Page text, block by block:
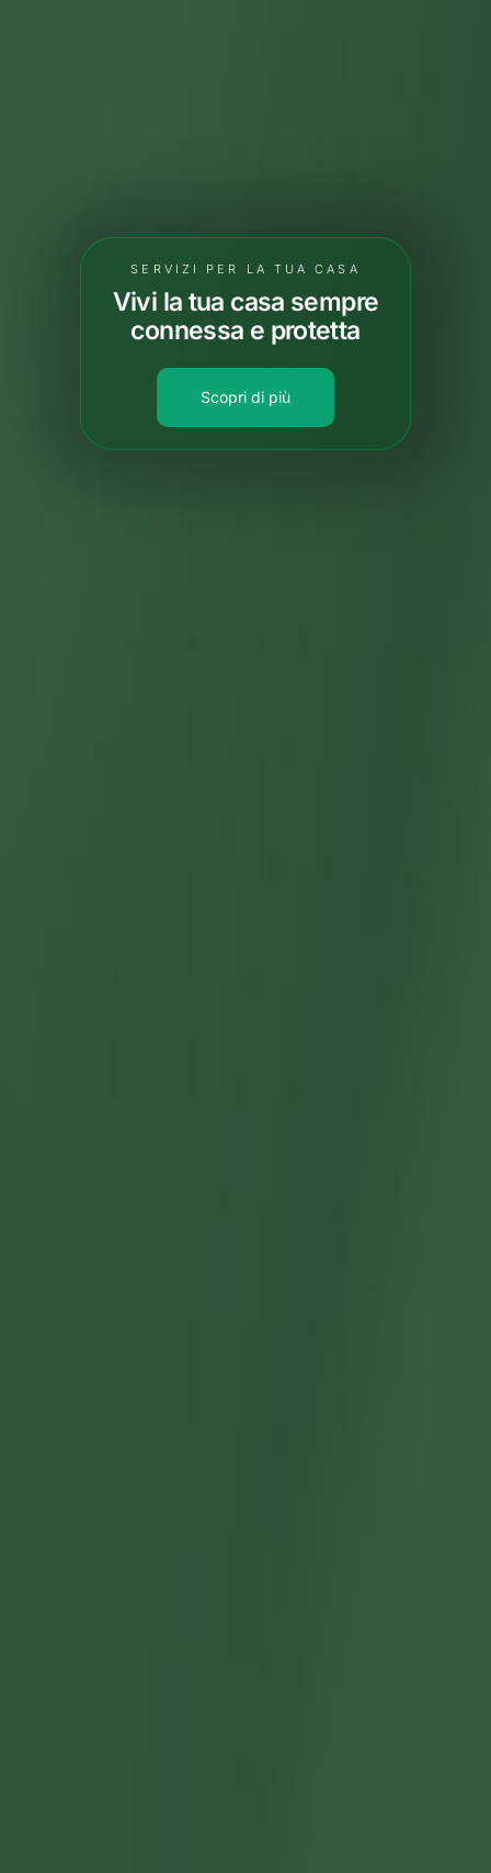
Più connessi, più sicuri,
più efficienti. Libera il
potenziale della tua
azienda con i nostri
servizi.